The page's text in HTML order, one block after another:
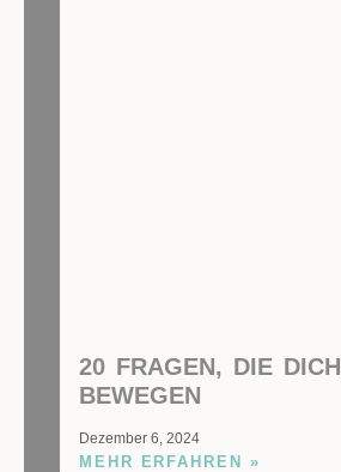
20 FRAGEN, DIE DICH
BEWEGEN
Dezember 6, 2024
MEHR ERFAHREN »